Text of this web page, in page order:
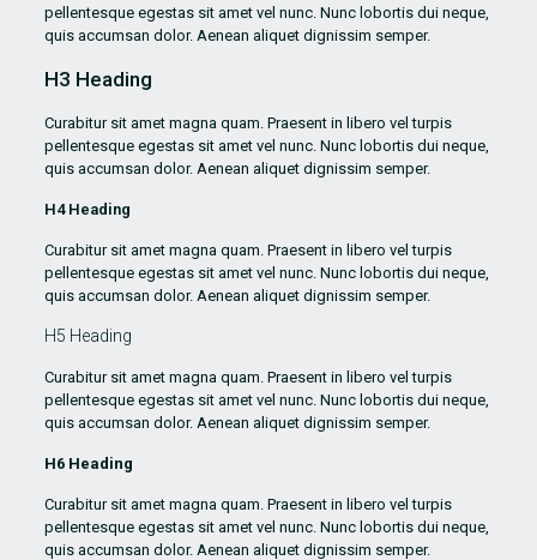
pellentesque egestas sit amet vel nunc. Nunc lobortis dui neque,
quis accumsan dolor. Aenean aliquet dignissim semper.
H3 Heading
Curabitur sit amet magna quam. Praesent in libero vel turpis
pellentesque egestas sit amet vel nunc. Nunc lobortis dui neque,
quis accumsan dolor. Aenean aliquet dignissim semper.
H4 Heading
Curabitur sit amet magna quam. Praesent in libero vel turpis
pellentesque egestas sit amet vel nunc. Nunc lobortis dui neque,
quis accumsan dolor. Aenean aliquet dignissim semper.
H5 Heading
Curabitur sit amet magna quam. Praesent in libero vel turpis
pellentesque egestas sit amet vel nunc. Nunc lobortis dui neque,
quis accumsan dolor. Aenean aliquet dignissim semper.
H6 Heading
Curabitur sit amet magna quam. Praesent in libero vel turpis
pellentesque egestas sit amet vel nunc. Nunc lobortis dui neque,
quis accumsan dolor. Aenean aliquet dignissim semper.